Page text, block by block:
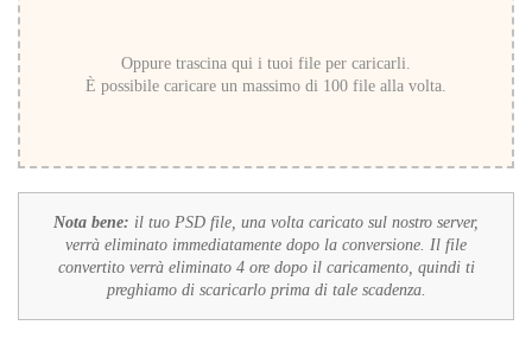
Oppure trascina qui i tuoi file per caricarli.
È possibile caricare un massimo di 100 file alla volta.
Nota bene: il tuo PSD file, una volta caricato sul nostro server,
verrà eliminato immediatamente dopo la conversione. Il file
convertito verrà eliminato 4 ore dopo il caricamento, quindi ti
preghiamo di scaricarlo prima di tale scadenza.